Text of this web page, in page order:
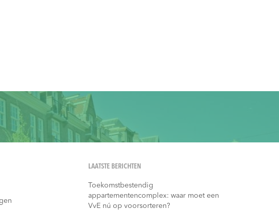
LAATSTE BERICHTEN
Toekomstbestendig
appartementencomplex: waar moet een
VvE nú op voorsorteren?